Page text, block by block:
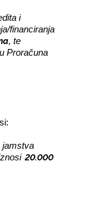
i
financiranja
, te
Proračuna
jamstva
20.000